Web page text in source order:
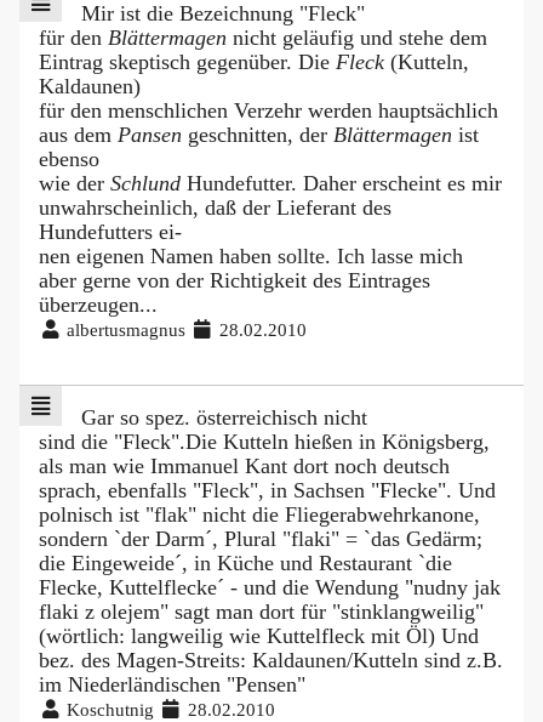
Mir ist die Bezeichnung "Fleck"
für den Blättermagen nicht geläufig und stehe dem
Eintrag skeptisch gegenüber. Die Fleck (Kutteln,
Kaldaunen)
für den menschlichen Verzehr werden hauptsächlich
aus dem Pansen geschnitten, der Blättermagen ist
ebenso
wie der Schlund Hundefutter. Daher erscheint es mir
unwahrscheinlich, daß der Lieferant des
Hundefutters ei-
nen eigenen Namen haben sollte. Ich lasse mich
aber gerne von der Richtigkeit des Eintrages
überzeugen...
albertusmagnus 28.02.2010
Gar so spez. österreichisch nicht
sind die "Fleck".Die Kutteln hießen in Königsberg,
als man wie Immanuel Kant dort noch deutsch
sprach, ebenfalls "Fleck", in Sachsen "Flecke". Und
polnisch ist "flak" nicht die Fliegerabwehrkanone,
sondern `der Darm´, Plural "flaki" = `das Gedärm;
die Eingeweide´, in Küche und Restaurant `die
Flecke, Kuttelflecke´ - und die Wendung "nudny jak
flaki z olejem" sagt man dort für "stinklangweilig"
(wörtlich: langweilig wie Kuttelfleck mit Öl) Und
bez. des Magen-Streits: Kaldaunen/Kutteln sind z.B.
im Niederländischen "Pensen"
Koschutnig 28.02.2010